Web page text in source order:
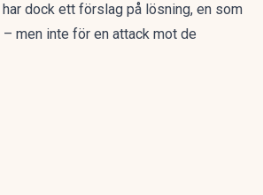
dock ett förslag på lösning, en som
men inte för en attack mot de